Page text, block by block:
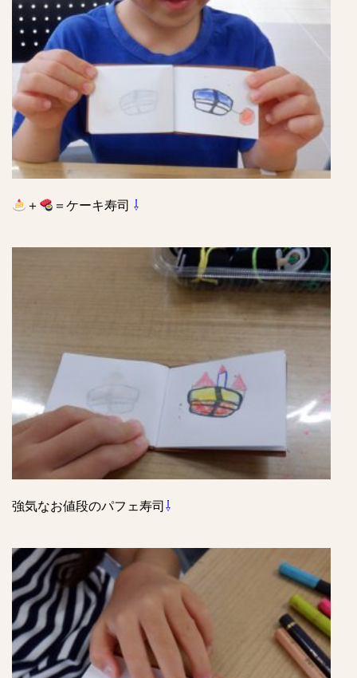
＋ ＝ケーキ寿司 ⇩
強気なお値段のパフェ寿司 ⇩